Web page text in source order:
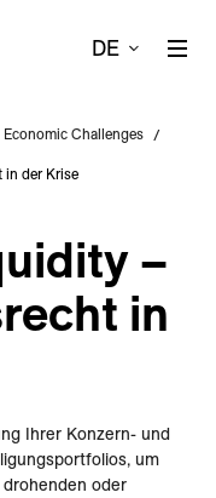
DE
Challenges /
in der Krise
–
in
Ihrer Konzern- und
um
oder